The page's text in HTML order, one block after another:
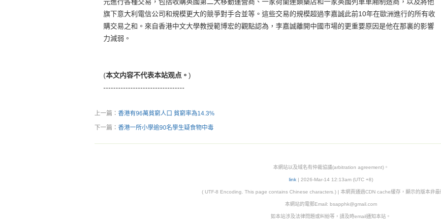
旗下意大利電信公司和規模更大的競爭對手合並等。這些交易的規模超過李嘉誠此前10年在歐洲進行的所有收
購交易之和。來自香港中文大學教授範博宏的觀點認為，李嘉誠離開中國市場的更重要原因是他在那裏的影響
力減弱。
(本文内容不代表本站观点。 )
---------------------------------
上一篇： 香港有96萬貧窮人口 貧窮率為14.3%
下一篇： 香港一所小學逾90名學生疑食物中毒
本網站以及域名有仲裁協議(arbitration agreement)。
link| 2026-Mar-14 12:13am (UTC +8)
( UTF-8 Encoding. This page contains Chinese characters.) | 本網頁通過CDN cache緩存，顯示的版本非最
本網站的電郵Email: bsapphk@gmail.com
如本站涉及法律問題或糾紛等，請及時email通知本站。